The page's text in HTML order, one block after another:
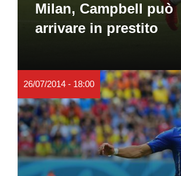
Milan, Campbell può
arrivare in prestito
26/07/2014 - 18:00